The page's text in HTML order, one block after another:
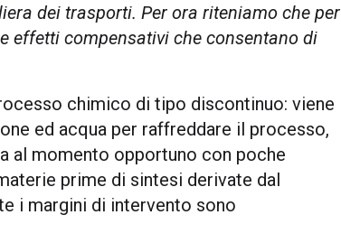
dei trasporti. Per ora riteniamo che per
effetti compensativi che consentano di
chimico di tipo discontinuo: viene
ed acqua per raffreddare il processo,
al momento opportuno con poche
prime di sintesi derivate dal
i margini di intervento sono